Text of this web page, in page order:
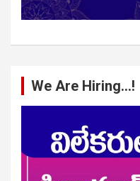
We Are Hiring…!